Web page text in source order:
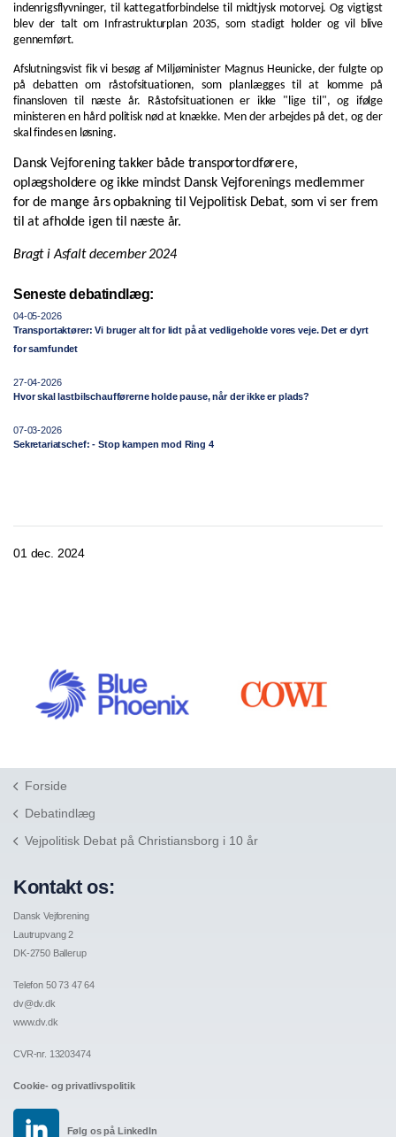
indenrigsflyvninger, til kattegatforbindelse til midtjysk motorvej. Og vigtigst
blev der talt om Infrastrukturplan 2035, som stadigt holder og vil blive
gennemført.
Afslutningsvist fik vi besøg af Miljøminister Magnus Heunicke, der fulgte op
på debatten om råstofsituationen, som planlægges til at komme på
finansloven til næste år. Råstofsituationen er ikke "lige til", og ifølge
ministeren en hård politisk nød at knække. Men der arbejdes på det, og der
skal findes en løsning.
Dansk Vejforening takker både transportordførere,
oplægsholdere og ikke mindst Dansk Vejforenings medlemmer
for de mange års opbakning til Vejpolitisk Debat, som vi ser frem
til at afholde igen til næste år.
Bragt i Asfalt december 2024
Seneste debatindlæg:
04-05-2026
Transportaktører: Vi bruger alt for lidt på at vedligeholde vores veje. Det er dyrt
for samfundet
27-04-2026
Hvor skal lastbilschaufførerne holde pause, når der ikke er plads?
07-03-2026
Sekretariatschef: - Stop kampen mod Ring 4
01 dec. 2024
Forside
Debatindlæg
Vejpolitisk Debat på Christiansborg i 10 år
Kontakt os:
Dansk Vejforening
Lautrupvang 2
DK-2750 Ballerup
Telefon 50 73 47 64
dv@dv.dk
www.dv.dk
CVR-nr. 13203474
Cookie- og privatlivspolitik
Følg os på LinkedIn